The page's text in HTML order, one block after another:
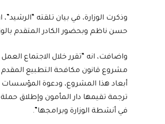
وذكرت الوزارة، في بيان تلقته
حسن ناظم وبحضور الكادر المتقدم
واضافت، انه “تقرر خلال الاجتماع
مشروع قانون مكافحة التطبيع
أبعاد هذا المشروع، ودعوة
ترجمة تقيمها دار المأمون وإطلاق
في أنشطة الوزارة وبرامجها”.